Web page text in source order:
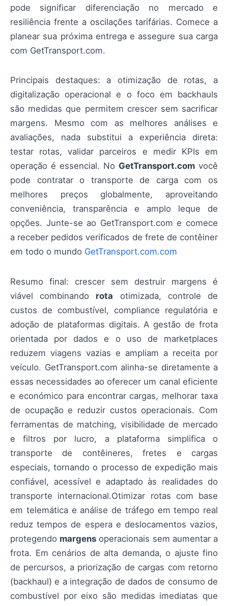
pode significar diferenciação no mercado e
resiliência frente a oscilações tarifárias. Comece a
planear sua próxima entrega e assegure sua carga
com GetTransport.com.
Principais destaques: a otimização de rotas, a
digitalização operacional e o foco em backhauls
são medidas que permitem crescer sem sacrificar
margens. Mesmo com as melhores análises e
avaliações, nada substitui a experiência direta:
testar rotas, validar parceiros e medir KPIs em
operação é essencial. No GetTransport.com você
pode contratar o transporte de carga com os
melhores preços globalmente, aproveitando
conveniência, transparência e amplo leque de
opções. Junte-se ao GetTransport.com e comece
a receber pedidos verificados de frete de contêiner
em todo o mundo GetTransport.com.com
Resumo final: crescer sem destruir margens é
viável combinando rota otimizada, controle de
custos de combustível, compliance regulatória e
adoção de plataformas digitais. A gestão de frota
orientada por dados e o uso de marketplaces
reduzem viagens vazias e ampliam a receita por
veículo. GetTransport.com alinha-se diretamente a
essas necessidades ao oferecer um canal eficiente
e económico para encontrar cargas, melhorar taxa
de ocupação e reduzir custos operacionais. Com
ferramentas de matching, visibilidade de mercado
e filtros por lucro, a plataforma simplifica o
transporte de contêineres, fretes e cargas
especiais, tornando o processo de expedição mais
confiável, acessível e adaptado às realidades do
transporte internacional.Otimizar rotas com base
em telemática e análise de tráfego em tempo real
reduz tempos de espera e deslocamentos vazios,
protegendo margens operacionais sem aumentar a
frota. Em cenários de alta demanda, o ajuste fino
de percursos, a priorização de cargas com retorno
(backhaul) e a integração de dados de consumo de
combustível por eixo são medidas imediatas que